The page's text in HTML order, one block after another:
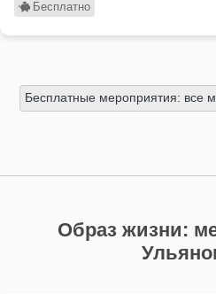
Бесплатно
Бесплатные мероприятия: все
Образ жизни: